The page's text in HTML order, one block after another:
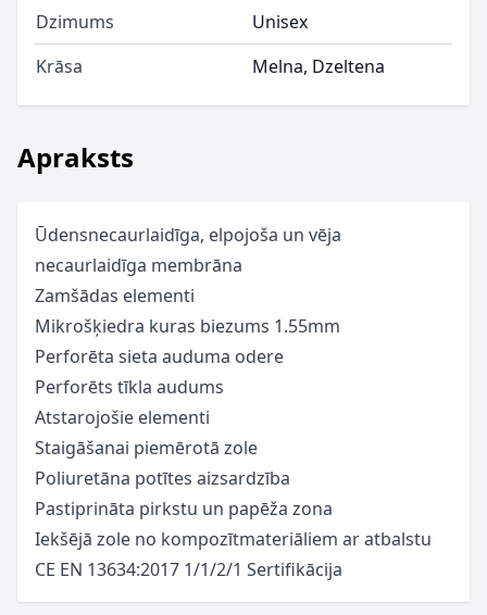
Apraksts
Ūdensnecaurlaidīga, elpojoša un vēja
necaurlaidīga membrāna
Zamšādas elementi
Mikrošķiedra kuras biezums 1.55mm
Perforēta sieta auduma odere
Perforēts tīkla audums
Atstarojošie elementi
Staigāšanai piemērotā zole
Poliuretāna potītes aizsardzība
Pastiprināta pirkstu un papēža zona
Iekšējā zole no kompozītmateriāliem ar atbalstu
CE EN 13634:2017 1/1/2/1 Sertifikācija
Dzimums
Unisex
Krāsa
Melna, Dzeltena